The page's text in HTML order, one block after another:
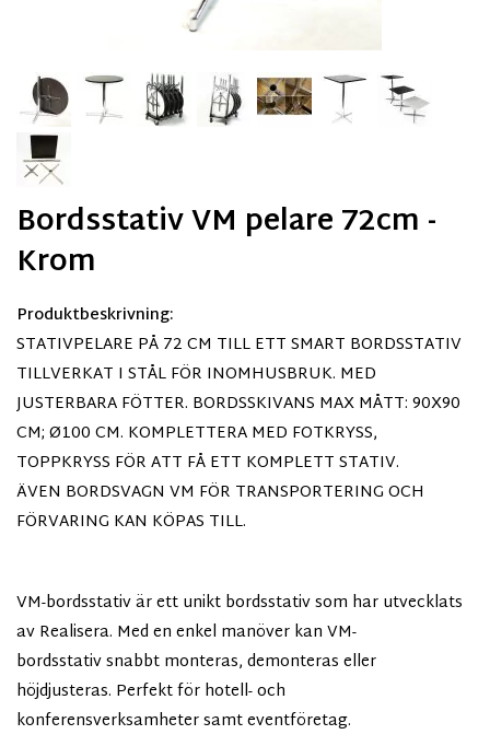
Bordsstativ VM pelare 72cm -
Krom
Produktbeskrivning:
STATIVPELARE PÅ 72 CM TILL ETT SMART BORDSSTATIV
TILLVERKAT I STÅL FÖR INOMHUSBRUK. MED
JUSTERBARA FÖTTER. BORDSSKIVANS MAX MÅTT: 90X90
CM; Ø100 CM. KOMPLETTERA MED FOTKRYSS,
TOPPKRYSS FÖR ATT FÅ ETT KOMPLETT STATIV.
ÄVEN BORDSVAGN VM FÖR TRANSPORTERING OCH
FÖRVARING KAN KÖPAS TILL.
VM-bordsstativ är ett unikt bordsstativ som har utvecklats
av Realisera. Med en enkel manöver kan VM-
bordsstativ snabbt monteras, demonteras eller
höjdjusteras. Perfekt för hotell- och
konferensverksamheter samt eventföretag.